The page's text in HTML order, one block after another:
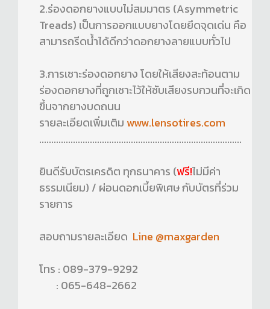
2.ร่องดอกยางแบบไม่สมมาตร (Asymmetric
Treads) เป็นการออกแบบยางโดยยึดจุดเด่น คือ
สามารถรีดน้ำได้ดีกว่าดอกยางลายแบบทั่วไป
3.การเซาะร่องดอกยาง โดยให้เสียงสะท้อนตาม
ร่องดอกยางที่ถูกเซาะไว้ให้ซับเสียงรบกวนที่จะเกิด
ขึ้นจากยางบดถนน
รายละเอียดเพิ่มเติม www.lensotires.com
....................................................................................
ยินดีรับบัตรเครดิต ทุกธนาคาร (ฟรี!ไม่มีค่า
ธรรมเนียม) / ผ่อนดอกเบี้ยพิเศษ กับบัตรที่ร่วม
รายการ
สอบถามรายละเอียด Line @maxgarden
โทร : 089-379-9292
: 065-648-2662